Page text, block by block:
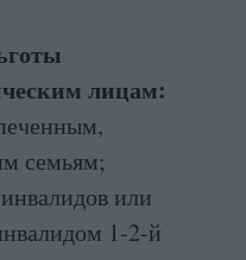
лицам:
семьям;
или
1-2-й